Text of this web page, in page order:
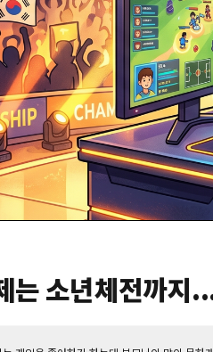
는 소년체전까지